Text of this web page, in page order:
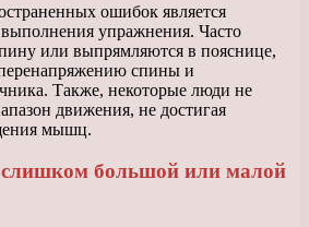
ошибок является
упражнения. Часто
или выпрямляются в пояснице,
спины и
Также, некоторые люди не
движения, не достигая
мышц.
слишком большой или малой